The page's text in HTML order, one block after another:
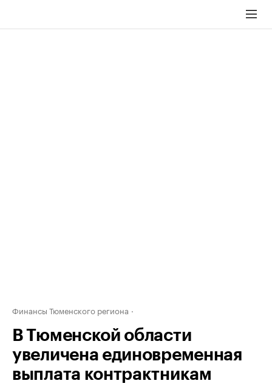
Финансы Тюменского региона
В Тюменской области
увеличена единовременная
выплата контрактникам